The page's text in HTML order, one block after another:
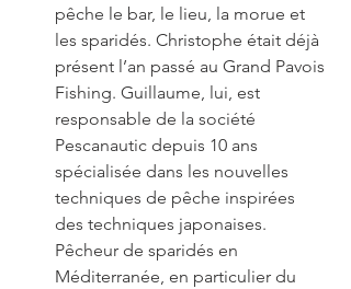
pêche le bar, le lieu, la morue et
les sparidés. Christophe était déjà
présent l’an passé au Grand Pavois
Fishing. Guillaume, lui, est
responsable de la société
Pescanautic depuis 10 ans
spécialisée dans les nouvelles
techniques de pêche inspirées
des techniques japonaises.
Pêcheur de sparidés en
Méditerranée, en particulier du